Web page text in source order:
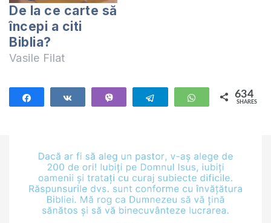
De la ce carte să
începi a citi
Biblia?
Vasile Filat
Telegram WhatsApp
634
SHARES